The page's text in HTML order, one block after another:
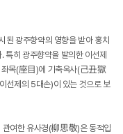
광주향약의 영향을 받아 홍치
히 광주향약을 발의한 이선제
목(座目)에 기축옥사(己丑獄
제의 5대손)이 있는 것으로 보
여한 유사경(柳思敬)은 동적입